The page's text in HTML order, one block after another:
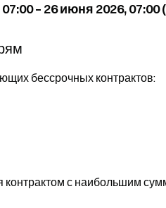
– 26 июня 2026, 07:00
бессрочных контрактов:
контрактом с наибольшим